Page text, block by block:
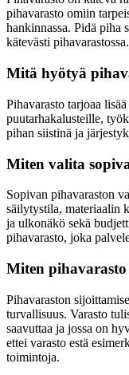
pihavarasto omiin
hankinnassa. Pidä piha
kätevästi pihavarastossa.
Mitä hyötyä
Pihavarasto tarjoaa
puutarhakalusteille,
pihan siistinä ja
Miten valita
Sopivan pihavaraston
säilytystila, materiaalin
ja ulkonäkö sekä
pihavarasto, joka
Miten
Pihavaraston
turvallisuus. Varasto
saavuttaa ja jossa on
ettei varasto estä
toimintoja.